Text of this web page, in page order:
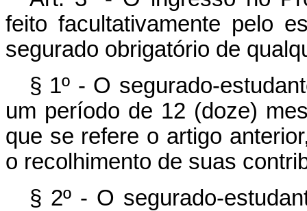
feito facultativamente pelo
segurado obrigatório de
§ 1º - O segurado-
um período de 12 (doze)
que se refere o artigo
o recolhimento de suas
§ 2º - O segurado-